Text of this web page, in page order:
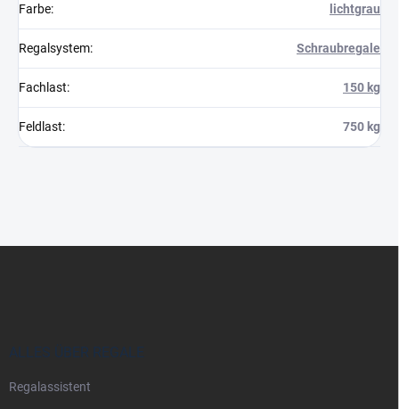
Farbe: lichtgrau
Regalsystem: Schraubregale
Fachlast: 150 kg
Feldlast: 750 kg
ALLES ÜBER REGALE
Regalassistent